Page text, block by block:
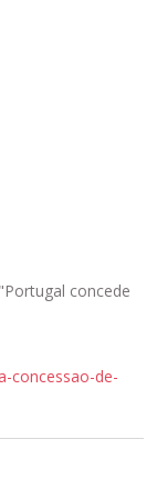
concede
concessao-de-